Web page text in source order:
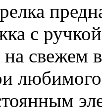
с
на свежем